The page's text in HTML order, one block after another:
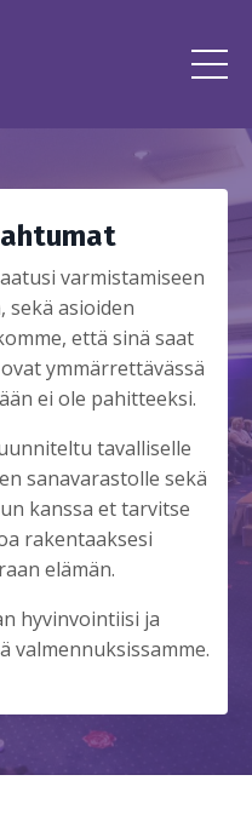
varmistamiseen
sekä asioiden
että sinä saat
ymmärrettävässä
ei ole pahitteeksi.
tavalliselle
sanavarastolle sekä
kanssa et tarvitse
rakentaaksesi
elämän.
hyvinvointiisi ja
valmennuksissamme.